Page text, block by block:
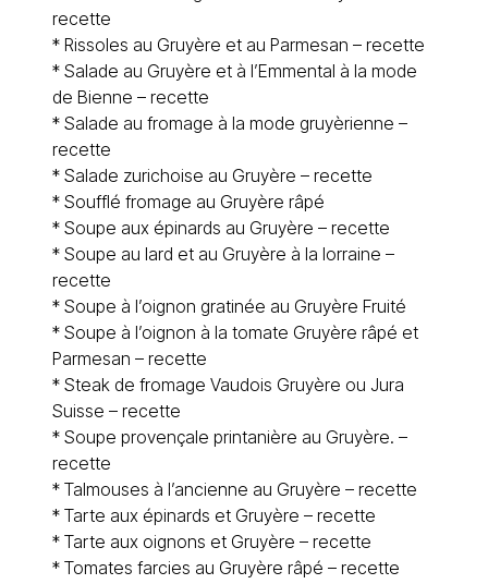
recette
* Rissoles au Gruyère et au Parmesan – recette
* Salade au Gruyère et à l’Emmental à la mode
de Bienne – recette
* Salade au fromage à la mode gruyèrienne –
recette
* Salade zurichoise au Gruyère – recette
* Soufflé fromage au Gruyère râpé
* Soupe aux épinards au Gruyère – recette
* Soupe au lard et au Gruyère à la lorraine –
recette
* Soupe à l’oignon gratinée au Gruyère Fruité
* Soupe à l’oignon à la tomate Gruyère râpé et
Parmesan – recette
* Steak de fromage Vaudois Gruyère ou Jura
Suisse – recette
* Soupe provençale printanière au Gruyère. –
recette
* Talmouses à l’ancienne au Gruyère – recette
* Tarte aux épinards et Gruyère – recette
* Tarte aux oignons et Gruyère – recette
* Tomates farcies au Gruyère râpé – recette